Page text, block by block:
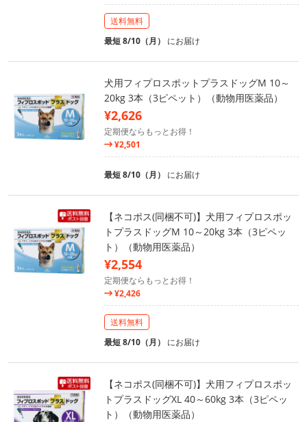
送料無料
最短 8/10（月） にお届け
犬用フィプロスポットプラスドッグM 10～
20kg 3本（3ピペット）（動物用医薬品）
¥2,626
定期便ならもっとお得！
¥2,501
最短 8/10（月） にお届け
【ネコポス(同梱不可)】犬用フィプロスポッ
トプラスドッグM 10～20kg 3本（3ピペッ
ト）（動物用医薬品）
¥2,554
定期便ならもっとお得！
¥2,426
送料無料
最短 8/10（月） にお届け
【ネコポス(同梱不可)】犬用フィプロスポッ
トプラスドッグXL 40～60kg 3本（3ピペッ
ト）（動物用医薬品）